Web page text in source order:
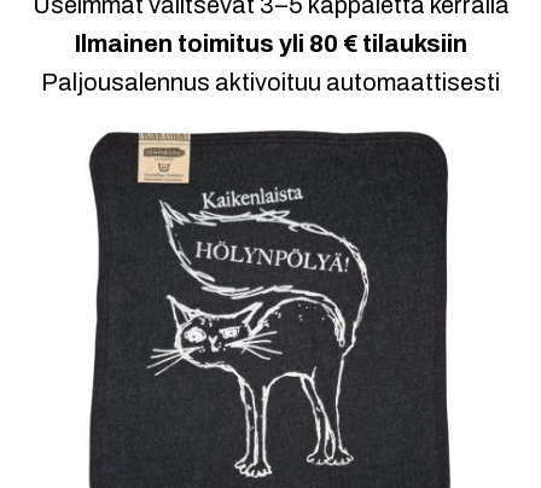
Ilmainen toimitus yli 80 € tilauksiin
Paljousalennus aktivoituu automaattisesti